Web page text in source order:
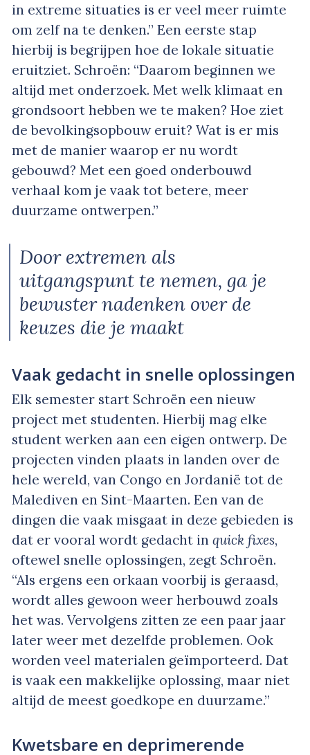
in extreme situaties is er veel meer ruimte
om zelf na te denken.” Een eerste stap
hierbij is begrijpen hoe de lokale situatie
eruitziet. Schroën: “Daarom beginnen we
altijd met onderzoek. Met welk klimaat en
grondsoort hebben we te maken? Hoe ziet
de bevolkingsopbouw eruit? Wat is er mis
met de manier waarop er nu wordt
gebouwd? Met een goed onderbouwd
verhaal kom je vaak tot betere, meer
duurzame ontwerpen.”
Door extremen als
uitgangspunt te nemen, ga je
bewuster nadenken over de
keuzes die je maakt
Vaak gedacht in snelle oplossingen
Elk semester start Schroën een nieuw
project met studenten. Hierbij mag elke
student werken aan een eigen ontwerp. De
projecten vinden plaats in landen over de
hele wereld, van Congo en Jordanië tot de
Malediven en Sint-Maarten. Een van de
dingen die vaak misgaat in deze gebieden is
dat er vooral wordt gedacht in quick fixes,
oftewel snelle oplossingen, zegt Schroën.
“Als ergens een orkaan voorbij is geraasd,
wordt alles gewoon weer herbouwd zoals
het was. Vervolgens zitten ze een paar jaar
later weer met dezelfde problemen. Ook
worden veel materialen geïmporteerd. Dat
is vaak een makkelijke oplossing, maar niet
altijd de meest goedkope en duurzame.”
Kwetsbare en deprimerende